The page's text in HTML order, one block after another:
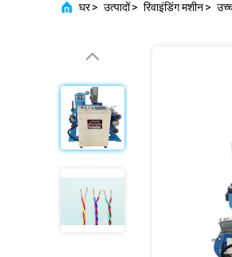
घर> उत्पादों> रिवाइंडिंग मशीन>